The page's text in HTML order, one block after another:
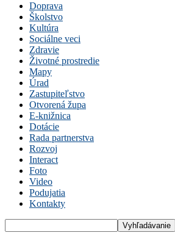
Doprava
Školstvo
Kultúra
Sociálne veci
Zdravie
Životné prostredie
Mapy
Úrad
Zastupiteľstvo
Otvorená župa
E-knižnica
Dotácie
Rada partnerstva
Rozvoj
Interact
Foto
Video
Podujatia
Kontakty